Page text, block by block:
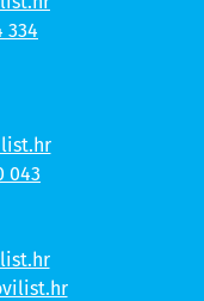
334
043